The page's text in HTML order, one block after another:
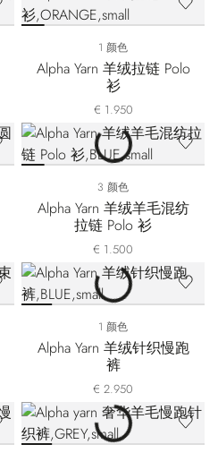
1 颜色
Alpha Yarn 羊绒拉链 Polo
衫
€ 1.950
3 颜色
Alpha Yarn 羊绒羊毛混纺
拉链 Polo 衫
€ 1.500
1 颜色
Alpha Yarn 羊绒针织慢跑
裤
€ 2.950